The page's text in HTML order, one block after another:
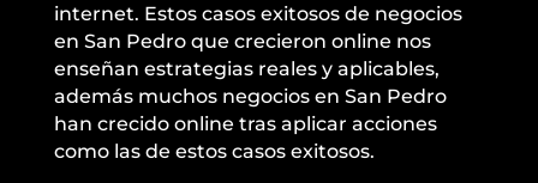
internet. Estos casos exitosos de negocios
en San Pedro que crecieron online nos
enseñan estrategias reales y aplicables,
además muchos negocios en San Pedro
han crecido online tras aplicar acciones
como las de estos casos exitosos.